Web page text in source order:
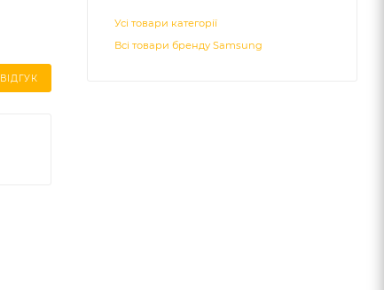
Усі товари категорії
Всі товари бренду Samsung